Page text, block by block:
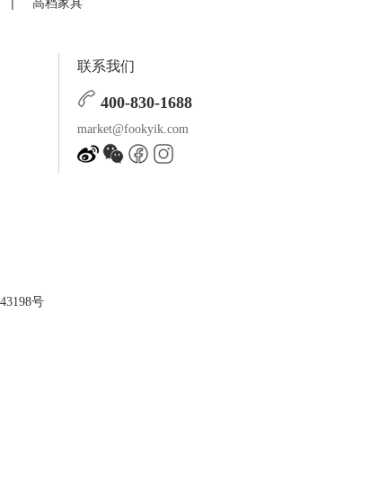
联系我们
400-830-1688
market@fookyik.com
号